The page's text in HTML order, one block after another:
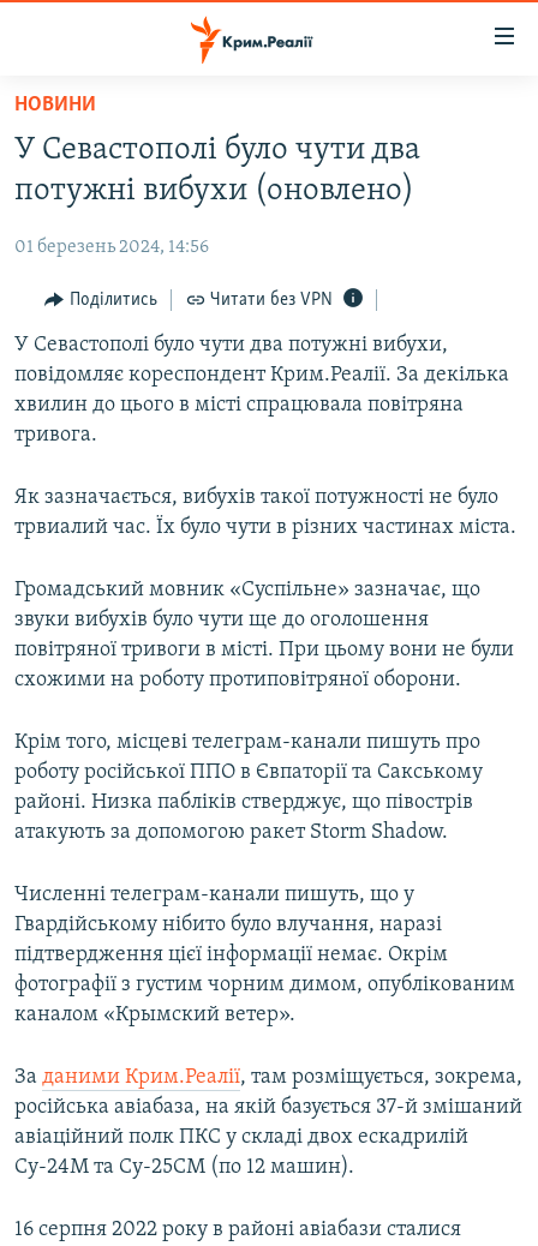
Перейти
основного
матеріалу
Перейти
до
навігації
Перейти
до
пошуку
ВІДЕО ТА ФОТО
ПОЛІТИКА
БЛОГИ
ПОГЛЯД
ІНТЕРВ'Ю
ВСЕ ЗА ДЕНЬ
ДЕПОРТАЦІЯ
СВІДЧЕННЯ ОКУПАЦІЇ
УКРАЇНСЬКА ПРОБЛЕМА КРИМУ
ІНФОГРАФІКА
ЯК ОБІЙТИ БЛОКУВАННЯ
Русский
Qırımtatar
ДОЛУЧАЙСЯ!
Усі сайти RFE/RL
НОВИНИ
У Севастополі було чути два
потужні вибухи (оновлено)
01 березень 2024, 14:56
Поділитись Читати без VPN
У Севастополі було чути два потужні вибухи,
повідомляє кореспондент Крим.Реалії. За декілька
хвилин до цього в місті спрацювала повітряна
тривога.
Як зазначається, вибухів такої потужності не було
трвиалий час. Їх було чути в різних частинах міста.
Громадський мовник «Суспільне» зазначає, що
звуки вибухів було чути ще до оголошення
повітряної тривоги в місті. При цьому вони не були
схожими на роботу протиповітряної оборони.
Крім того, місцеві телеграм-канали пишуть про
роботу російської ППО в Євпаторії та Сакському
районі. Низка пабліків стверджує, що півострів
атакують за допомогою ракет Storm Shadow.
Численні телеграм-канали пишуть, що у
Гвардійському нібито було влучання, наразі
підтвердження цієї інформації немає. Окрім
фотографії з густим чорним димом, опублікованим
каналом «Крымский ветер».
За даними Крим.Реалії, там розміщується, зокрема,
російська авіабаза, на якій базується 37-й змішаний
авіаційний полк ПКС у складі двох ескадрилій
Су-24М та Су-25СМ (по 12 машин).
16 серпня 2022 року в районі авіабази сталися